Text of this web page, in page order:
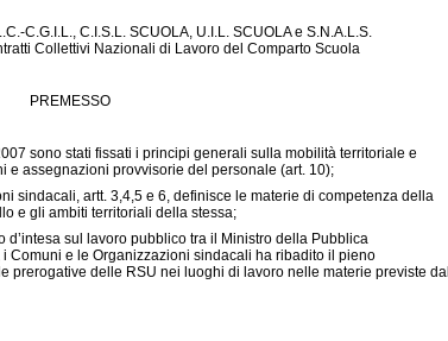
C.G.I.L., C.I.S.L. SCUOLA, U.I.L. SCUOLA e S.N.A.L.S.
Collettivi Nazionali di Lavoro del Comparto Scuola
PREMESSO
sono stati fissati i principi generali sulla mobilità territoriale e
e assegnazioni provvisorie del personale (art. 10);
sindacali, artt. 3,4,5 e 6, definisce le materie di competenza della
e gli ambiti territoriali della stessa;
sul lavoro pubblico tra il Ministro della Pubblica
Comuni e le Organizzazioni sindacali ha ribadito il pieno
prerogative delle RSU nei luoghi di lavoro nelle materie previste dal